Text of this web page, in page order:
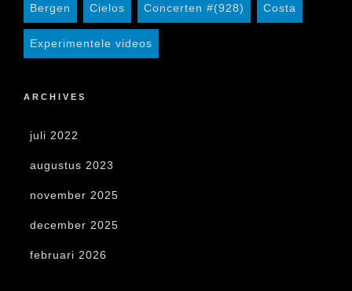
Bergen Cielos Concerten #(928) Costa
Experimentele videos
ARCHIVES
juli 2022
augustus 2023
november 2025
december 2025
februari 2026